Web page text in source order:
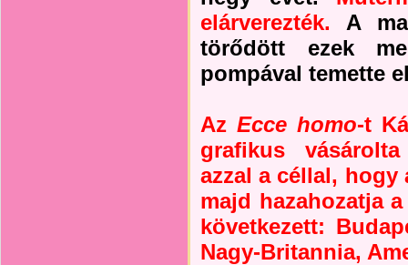
elárverezték. A
törődött ezek
pompával temette
Az Ecce homo-t
grafikus
azzal a céllal, hogy
majd hazahozatja
következett:
Nagy-Britannia,